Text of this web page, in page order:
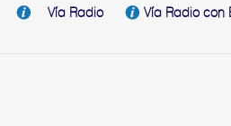
Vía Radio Vía Radio con